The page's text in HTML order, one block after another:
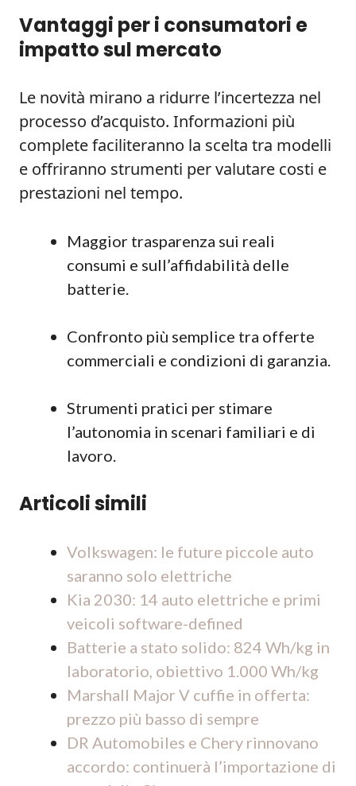
Vantaggi per i consumatori e
impatto sul mercato
Le novità mirano a ridurre l’incertezza nel
processo d’acquisto. Informazioni più
complete faciliteranno la scelta tra modelli
e offriranno strumenti per valutare costi e
prestazioni nel tempo.
Maggior trasparenza sui reali
consumi e sull’affidabilità delle
batterie.
Confronto più semplice tra offerte
commerciali e condizioni di garanzia.
Strumenti pratici per stimare
l’autonomia in scenari familiari e di
lavoro.
Articoli simili
Volkswagen: le future piccole auto
saranno solo elettriche
Kia 2030: 14 auto elettriche e primi
veicoli software-defined
Batterie a stato solido: 824 Wh/kg in
laboratorio, obiettivo 1.000 Wh/kg
Marshall Major V cuffie in offerta:
prezzo più basso di sempre
DR Automobiles e Chery rinnovano
accordo: continuerà l’importazione di